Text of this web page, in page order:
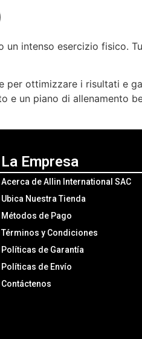
intenso esercizio fisico.
ottimizzare i risultati e
e un piano di allenamento
La Empresa
Acerca de Allin International SAC
Ubica Nuestra Tienda
Métodos de Pago
Términos y Condiciones
Políticas de Garantía
Políticas de Envío
Contáctenos